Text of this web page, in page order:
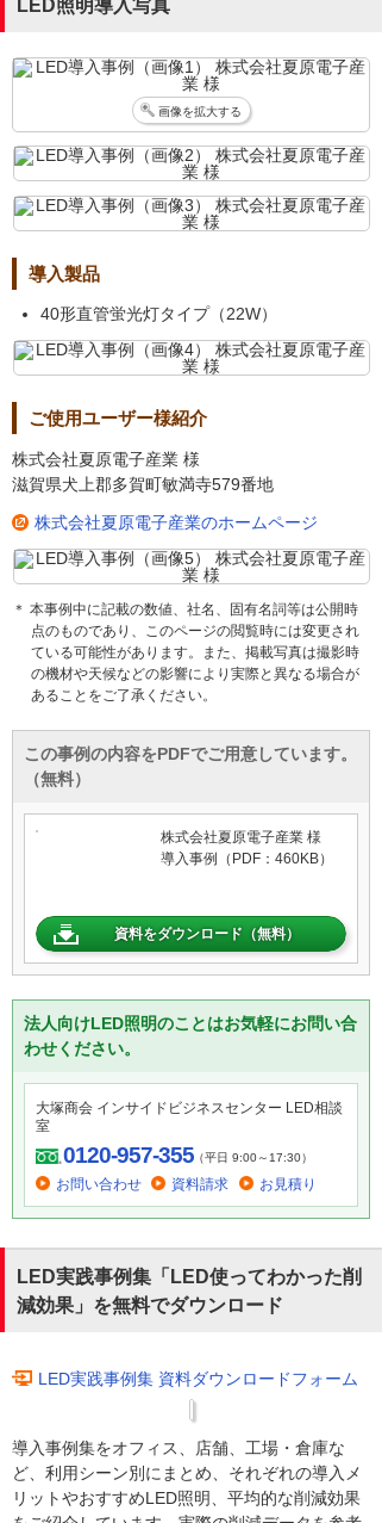
LED照明導入写真
画像を拡大する
導入製品
40形直管蛍光灯タイプ（22W）
ご使用ユーザー様紹介
株式会社夏原電子産業 様
滋賀県犬上郡多賀町敏満寺579番地
株式会社夏原電子産業のホームページ
＊ 本事例中に記載の数値、社名、固有名詞等は公開時
点のものであり、このページの閲覧時には変更され
ている可能性があります。また、掲載写真は撮影時
の機材や天候などの影響により実際と異なる場合が
あることをご了承ください。
この事例の内容をPDFでご用意しています。
（無料）
株式会社夏原電子産業 様
導入事例（PDF：460KB）
資料をダウンロード（無料）
法人向けLED照明のことはお気軽にお問い合
わせください。
大塚商会 インサイドビジネスセンター LED相談
室
0120-957-355（平日 9:00～17:30）
お問い合わせ 資料請求 お見積り
LED実践事例集「LED使ってわかった削
減効果」を無料でダウンロード
LED実践事例集 資料ダウンロードフォーム
導入事例集をオフィス、店舗、工場・倉庫な
ど、利用シーン別にまとめ、それぞれの導入メ
リットやおすすめLED照明、平均的な削減効果